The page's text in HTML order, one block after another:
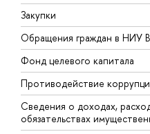
Закупки
Обращения граждан в НИУ
Фонд целевого капитала
Противодействие
Сведения о доходах,
обязательствах